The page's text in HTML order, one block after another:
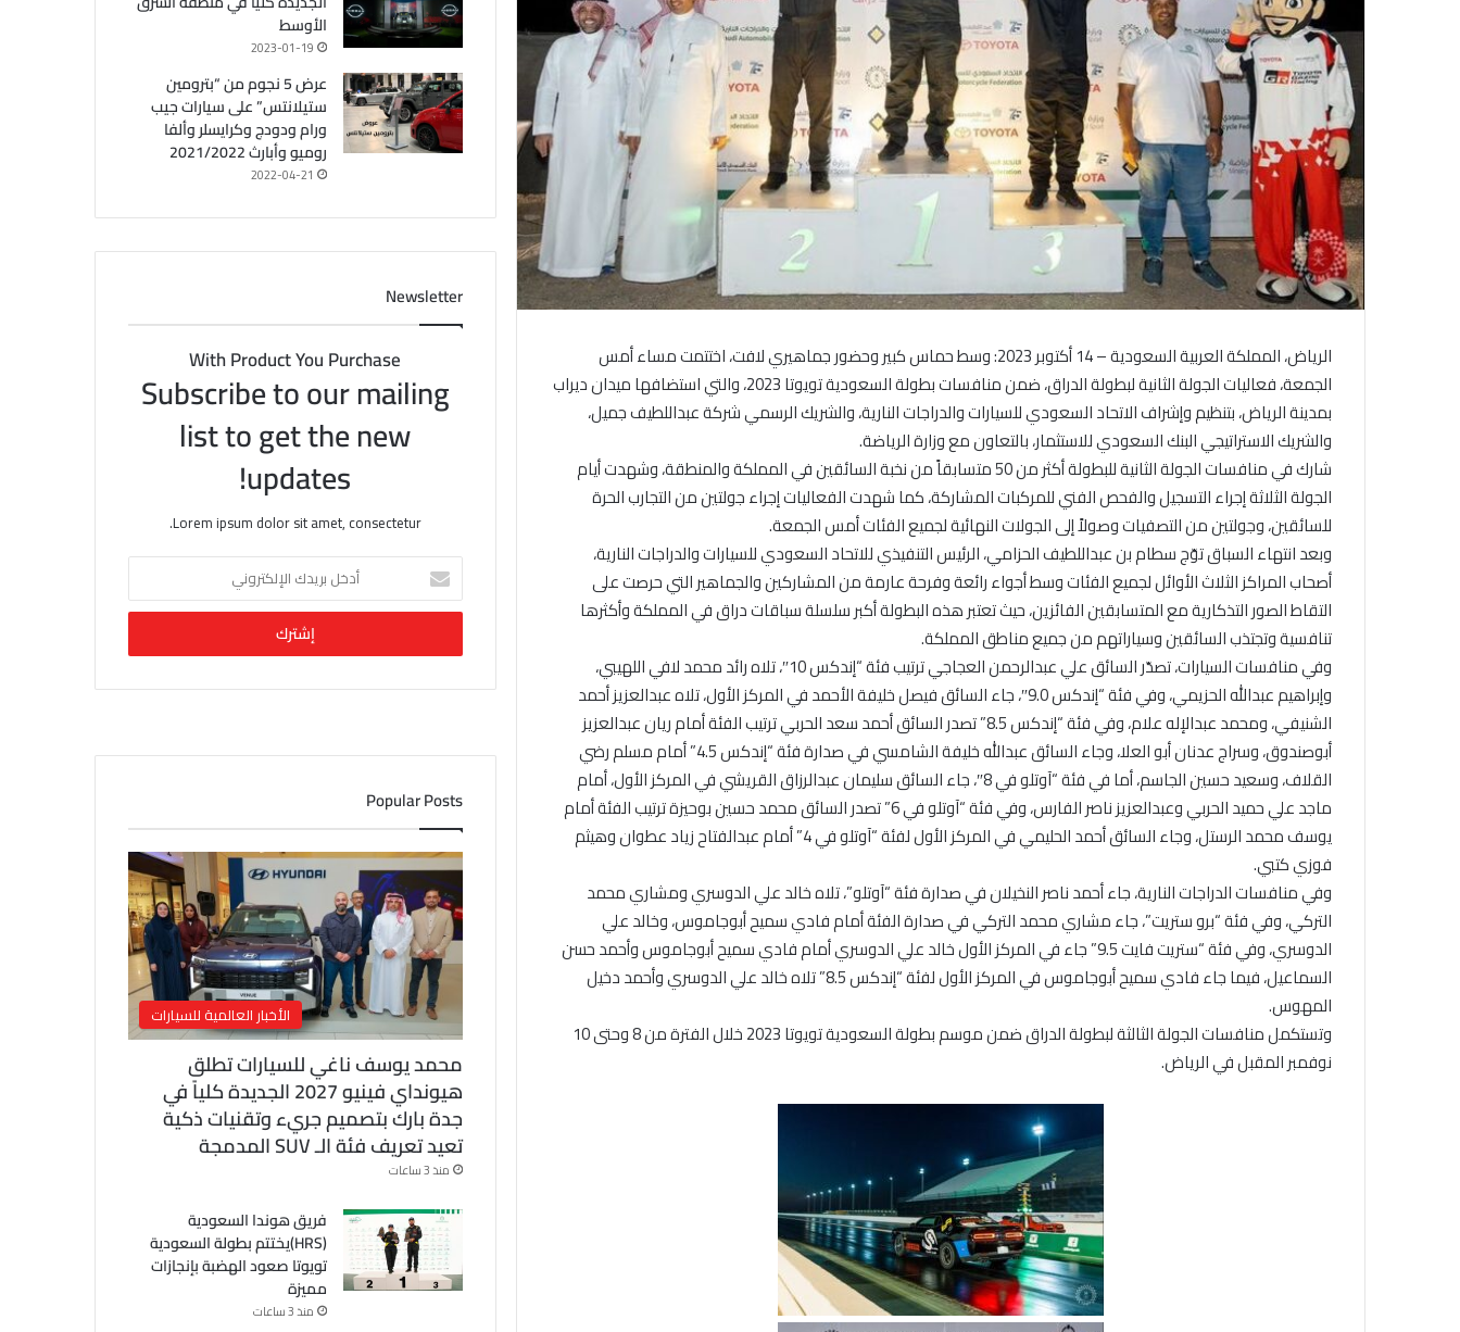
ن
ي
ا
الرياض، المملكة العربية السعودية – 14 أكتوبر 2023: وسط حماس كبير وحضور جماهيري لافت، اختتمت مساء أمس
الجمعة، فعاليات الجولة الثانية لبطولة الدراق، ضمن منافسات بطولة السعودية تويوتا 2023، والتي استضافها ميدان ديراب
بمدينة الرياض، بتنظيم وإشراف الاتحاد السعودي للسيارات والدراجات النارية، والشريك الرسمي شركة عبداللطيف جميل،
والشريك الاستراتيجي البنك السعودي للاستثمار، بالتعاون مع وزارة الرياضة.
شارك في منافسات الجولة الثانية للبطولة أكثر من 50 متسابقاً من نخبة السائقين في المملكة والمنطقة، وشهدت أيام
الجولة الثلاثة إجراء التسجيل والفحص الفني للمركبات المشاركة، كما شهدت الفعاليات إجراء جولتين من التجارب الحرة
للسائقين، وجولتين من التصفيات وصولاً إلى الجولات النهائية لجميع الفئات أمس الجمعة.
وبعد انتهاء السباق توّج سطام بن عبداللطيف الحزامي، الرئيس التنفيذي للاتحاد السعودي للسيارات والدراجات النارية،
أصحاب المراكز الثلاث الأوائل لجميع الفئات وسط أجواء رائعة وفرحة عارمة من المشاركين والجماهير التي حرصت على
التقاط الصور التذكارية مع المتسابقين الفائزين، حيث تعتبر هذه البطولة أكبر سلسلة سباقات دراق في المملكة وأكثرها
تنافسية وتجتذب السائقين وسياراتهم من جميع مناطق المملكة.
وفي منافسات السيارات، تصدّر السائق علي عبدالرحمن العجاجي ترتيب فئة “إندكس 10″، تلاه رائد محمد لافي اللهيبي،
وإبراهيم عبدالله الحزيمي، وفي فئة “إندكس 9.0″، جاء السائق فيصل خليفة الأحمد في المركز الأول، تلاه عبدالعزيز أحمد
الشنيفي، ومحمد عبدالإله علام، وفي فئة “إندكس 8.5” تصدر السائق أحمد سعد الحربي ترتيب الفئة أمام ريان عبدالعزيز
أبوصندوق، وسراج عدنان أبو العلا، وجاء السائق عبدالله خليفة الشامسي في صدارة فئة “إندكس 4.5” أمام مسلم رضي
القلاف، وسعيد حسين الجاسم، أما في فئة “آوتلو في 8″، جاء السائق سليمان عبدالرزاق القريشي في المركز الأول، أمام
ماجد علي حميد الحربي وعبدالعزيز ناصر الفارس، وفي فئة “آوتلو في 6” تصدر السائق محمد حسين بوحيزة ترتيب الفئة أمام
يوسف محمد الرستل، وجاء السائق أحمد الحليمي في المركز الأول لفئة “آوتلو في 4” أمام عبدالفتاح زياد عطوان وهيثم
فوزي كتبي.
وفي منافسات الدراجات النارية، جاء أحمد ناصر النخيلان في صدارة فئة “آوتلو”، تلاه خالد علي الدوسري ومشاري محمد
التركي، وفي فئة “برو ستريت”، جاء مشاري محمد التركي في صدارة الفئة أمام فادي سميح أبوجاموس، وخالد علي
الدوسري، وفي فئة “ستريت فايت 9.5” جاء في المركز الأول خالد علي الدوسري أمام فادي سميح أبوجاموس وأحمد حسن
السماعيل، فيما جاء فادي سميح أبوجاموس في المركز الأول لفئة “إندكس 8.5” تلاه خالد علي الدوسري وأحمد دخيل
المهوس.
وتستكمل منافسات الجولة الثالثة لبطولة الدراق ضمن موسم بطولة السعودية تويوتا 2023 خلال الفترة من 8 وحتى 10
نوفمبر المقبل في الرياض.
الأوسط
2023-01-19
عرض 5 نجوم من “بترومين
ستيلانتس” على سيارات جيب
ورام ودودج وكرايسلر وألفا
روميو وأبارث 2021/2022
2022-04-21
Newsletter
With Product You Purchase
Subscribe to our mailing
list to get the new
updates!
Lorem ipsum dolor sit amet, consectetur.
خ
ب
ك
ل
ل
ك
ت
ر
و
Popular Posts
الأخبار العالمية للسيارات
محمد يوسف ناغي للسيارات تطلق
هيونداي فينيو 2027 الجديدة كلياً في
جدة بارك بتصميم جريء وتقنيات ذكية
تعيد تعريف فئة الـ SUV المدمجة
منذ 3 ساعات
فريق هوندا السعودية
(HRS)يختتم بطولة السعودية
تويوتا صعود الهضبة بإنجازات
مميزة
منذ 3 ساعات